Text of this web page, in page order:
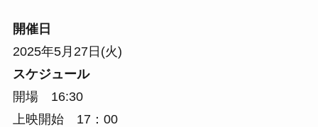
開催日
2025年5月27日(火)
スケジュール
開場 16:30
上映開始 17：00